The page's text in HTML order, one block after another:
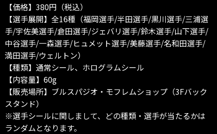
【価格】380円（税込）
【選手展開】全16種（福岡選手/半田選手/黒川選手/三浦選
手/宇佐美選手/倉田選手/ジェバリ選手/鈴木選手/山下選手/
中谷選手/一森選手/ヒュメット選手/美藤選手/名和田選手/
満田選手/ウェルトン）
【種類】通常シール、ホログラムシール
【内容量】60g
【販売場所】ブルスパジオ・モフレムショップ（3Fバック
スタンド）
※選手シールに関しまして、どの種類・選手が当たるかは
ランダムとなります。